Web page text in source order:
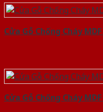
Cửa Gỗ Chống Cháy
Cửa Gỗ Chống Cháy